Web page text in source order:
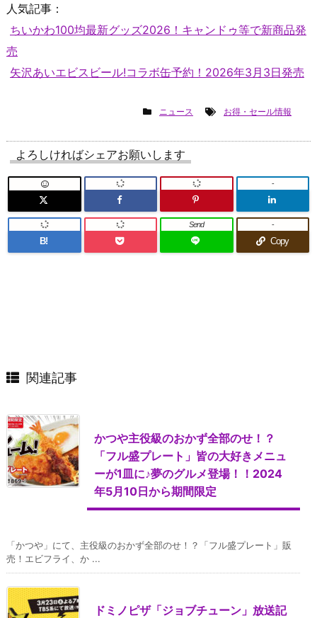
人気記事：
ちいかわ100均最新グッズ2026！キャンドゥ等で新商品発
売
矢沢あいエビスビール!コラボ缶予約！2026年3月3日発売
ニュース お得・セール情報
よろしければシェアお願いします
-
B!
Send
Copy
-
関連記事
かつや主役級のおかず全部のせ！？
「フル盛プレート」皆の大好きメニュ
ーが1皿に♪夢のグルメ登場！！2024
年5月10日から期間限定
「かつや」にて、主役級のおかず全部のせ！？「フル盛プレート」販
売！エビフライ、か ...
ドミノピザ「ジョブチューン」放送記